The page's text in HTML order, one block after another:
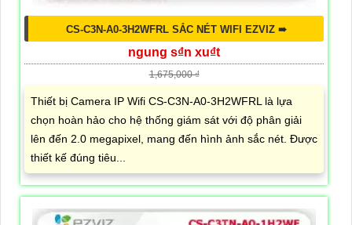
CS-C3N-A0-3H2WFRL SẮC NÉT WIFI EZVIZ ➠
ngung s₫n xu₫t
1,675,000 ₫
Thiết bị Camera IP Wifi CS-C3N-A0-3H2WFRL là lựa
chọn hoàn hảo cho hệ thống giám sát với độ phân giải
lên đến 2.0 megapixel, mang đến hình ảnh sắc nét. Được
thiết kế đúng tiêu...